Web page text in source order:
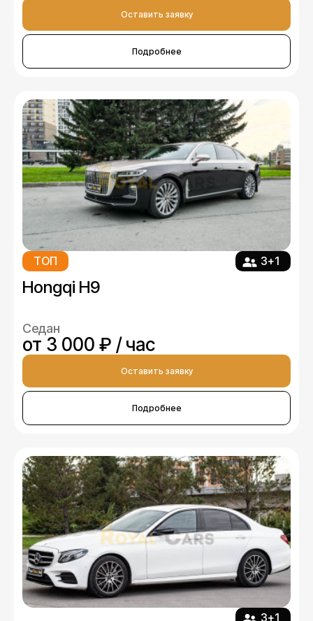
Оставить заявку
Подробнее
ТОП 3+1
Hongqi H9
Седан
от 3 000 ₽ / час
Оставить заявку
Подробнее
3+1